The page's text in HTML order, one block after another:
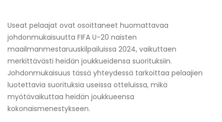
Useat pelaajat ovat osoittaneet huomattavaa
johdonmukaisuutta FIFA U-20 naisten
maailmanmestaruuskilpailuissa 2024, vaikuttaen
merkittävästi heidän joukkueidensa suorituksiin.
Johdonmukaisuus tässä yhteydessä tarkoittaa pelaajien
luotettavia suorituksia useissa otteluissa, mikä
myötävaikuttaa heidän joukkueensa
kokonaismenestykseen.